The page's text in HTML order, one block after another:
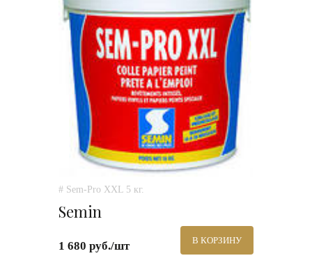
# Sem-Pro XXL 5 кг.
Semin
1 680 руб./шт В КОРЗИНУ